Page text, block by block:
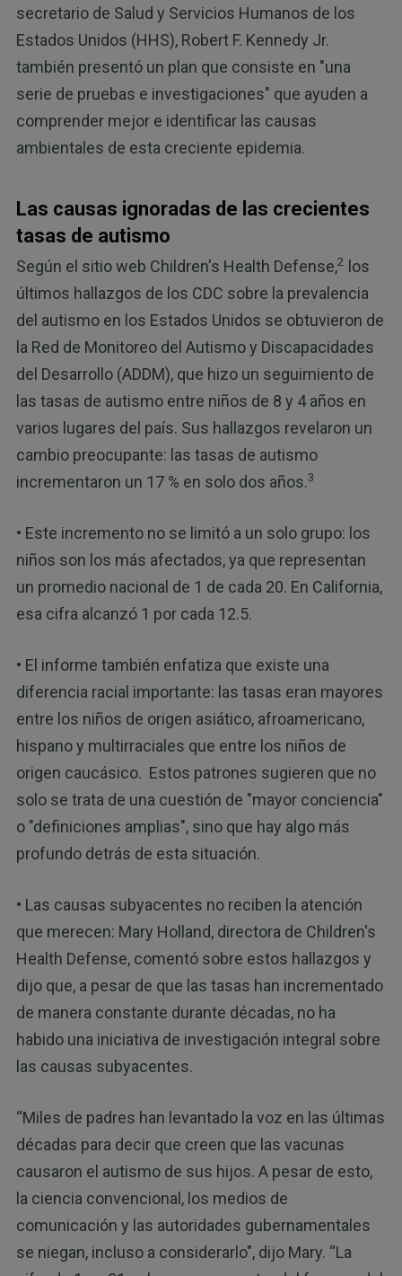
secretario de Salud y Servicios Humanos de los
Estados Unidos (HHS), Robert F. Kennedy Jr.
también presentó un plan que consiste en "una
serie de pruebas e investigaciones" que ayuden a
comprender mejor e identificar las causas
ambientales de esta creciente epidemia.
Las causas ignoradas de las crecientes
tasas de autismo
Según el sitio web Children's Health Defense,2
los
últimos hallazgos de los CDC sobre la prevalencia
del autismo en los Estados Unidos se obtuvieron de
la Red de Monitoreo del Autismo y Discapacidades
del Desarrollo (ADDM), que hizo un seguimiento de
las tasas de autismo entre niños de 8 y 4 años en
varios lugares del país. Sus hallazgos revelaron un
cambio preocupante: las tasas de autismo
incrementaron un 17 % en solo dos años.3
• Este incremento no se limitó a un solo grupo: los
niños son los más afectados, ya que representan
un promedio nacional de 1 de cada 20. En California,
esa cifra alcanzó 1 por cada 12.5.
• El informe también enfatiza que existe una
diferencia racial importante: las tasas eran mayores
entre los niños de origen asiático, afroamericano,
hispano y multirraciales que entre los niños de
origen caucásico. Estos patrones sugieren que no
solo se trata de una cuestión de "mayor conciencia"
o "definiciones amplias", sino que hay algo más
profundo detrás de esta situación.
• Las causas subyacentes no reciben la atención
que merecen: Mary Holland, directora de Children's
Health Defense, comentó sobre estos hallazgos y
dijo que, a pesar de que las tasas han incrementado
de manera constante durante décadas, no ha
habido una iniciativa de investigación integral sobre
las causas subyacentes.
“Miles de padres han levantado la voz en las últimas
décadas para decir que creen que las vacunas
causaron el autismo de sus hijos. A pesar de esto,
la ciencia convencional, los medios de
comunicación y las autoridades gubernamentales
se niegan, incluso a considerarlo", dijo Mary. “La